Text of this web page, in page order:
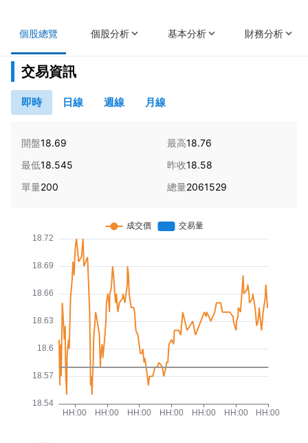
個股總覽 個股分析 基本分析 財務分析
交易資訊
即時 日線 週線 月線
開盤18.69 最高18.76
最低18.545 昨收18.58
單量200 總量2061529